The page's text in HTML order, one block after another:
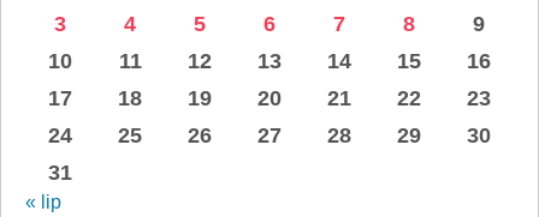
3
4 5 6 7 8
9
10
11 12 13 14 15
16
17
18 19 20 21 22
23
24
25 26 27 28 29
30
31
« lip